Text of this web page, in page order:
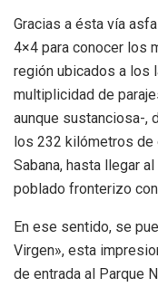
Gracias a ésta vía
4×4 para conocer los
región ubicados a los
multiplicidad de
aunque sustanciosa-,
los 232 kilómetros de
Sabana, hasta llegar
poblado fronterizo
En ese sentido, se
Virgen», esta
de entrada al Parque